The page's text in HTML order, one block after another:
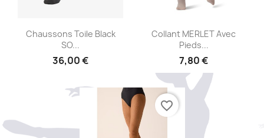
Aperçu rapide
Chaussons Toile Black
SO...
36,00 €
Aperçu rapide
Collant MERLET Avec
Pieds...
7,80 €
favorite_border